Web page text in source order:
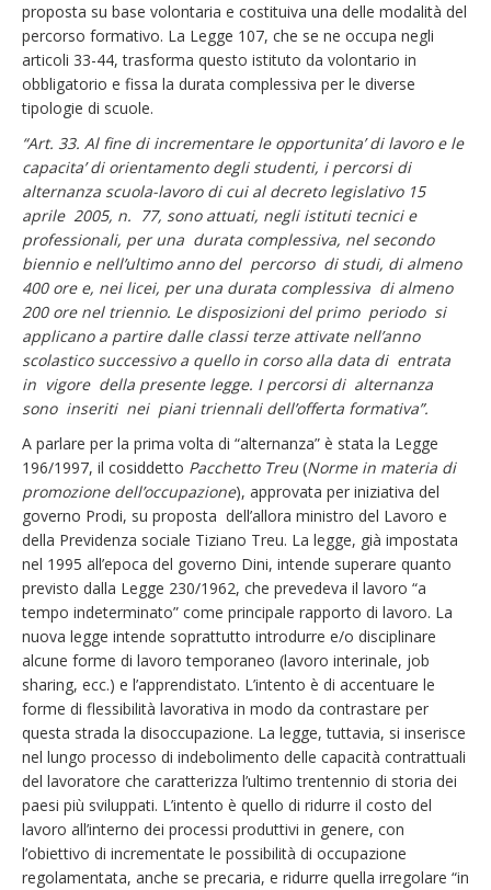
proposta su base volontaria e costituiva una delle modalità del
percorso formativo. La Legge 107, che se ne occupa negli
articoli 33-44, trasforma questo istituto da volontario in
obbligatorio e fissa la durata complessiva per le diverse
tipologie di scuole.
“Art. 33. Al fine di incrementare le opportunita’ di lavoro e le
capacita’ di orientamento degli studenti, i percorsi di
alternanza scuola-lavoro di cui al decreto legislativo 15
aprile 2005, n. 77, sono attuati, negli istituti tecnici e
professionali, per una durata complessiva, nel secondo
biennio e nell’ultimo anno del percorso di studi, di almeno
400 ore e, nei licei, per una durata complessiva di almeno
200 ore nel triennio. Le disposizioni del primo periodo si
applicano a partire dalle classi terze attivate nell’anno
scolastico successivo a quello in corso alla data di entrata
in vigore della presente legge. I percorsi di alternanza
sono inseriti nei piani triennali dell’offerta formativa”.
A parlare per la prima volta di “alternanza” è stata la Legge
196/1997, il cosiddetto Pacchetto Treu (Norme in materia di
promozione dell’occupazione), approvata per iniziativa del
governo Prodi, su proposta dell’allora ministro del Lavoro e
della Previdenza sociale Tiziano Treu. La legge, già impostata
nel 1995 all’epoca del governo Dini, intende superare quanto
previsto dalla Legge 230/1962, che prevedeva il lavoro “a
tempo indeterminato” come principale rapporto di lavoro. La
nuova legge intende soprattutto introdurre e/o disciplinare
alcune forme di lavoro temporaneo (lavoro interinale, job
sharing, ecc.) e l’apprendistato. L’intento è di accentuare le
forme di flessibilità lavorativa in modo da contrastare per
questa strada la disoccupazione. La legge, tuttavia, si inserisce
nel lungo processo di indebolimento delle capacità contrattuali
del lavoratore che caratterizza l’ultimo trentennio di storia dei
paesi più sviluppati. L’intento è quello di ridurre il costo del
lavoro all’interno dei processi produttivi in genere, con
l’obiettivo di incrementate le possibilità di occupazione
regolamentata, anche se precaria, e ridurre quella irregolare “in